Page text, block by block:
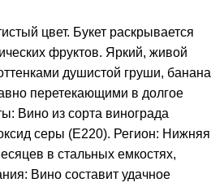
цвет. Букет раскрывается
фруктов. Яркий, живой
душистой груши, банана
перетекающими в долгое
Вино из сорта винограда
серы (Е220). Регион: Нижняя
в стальных емкостях,
Вино составит удачное